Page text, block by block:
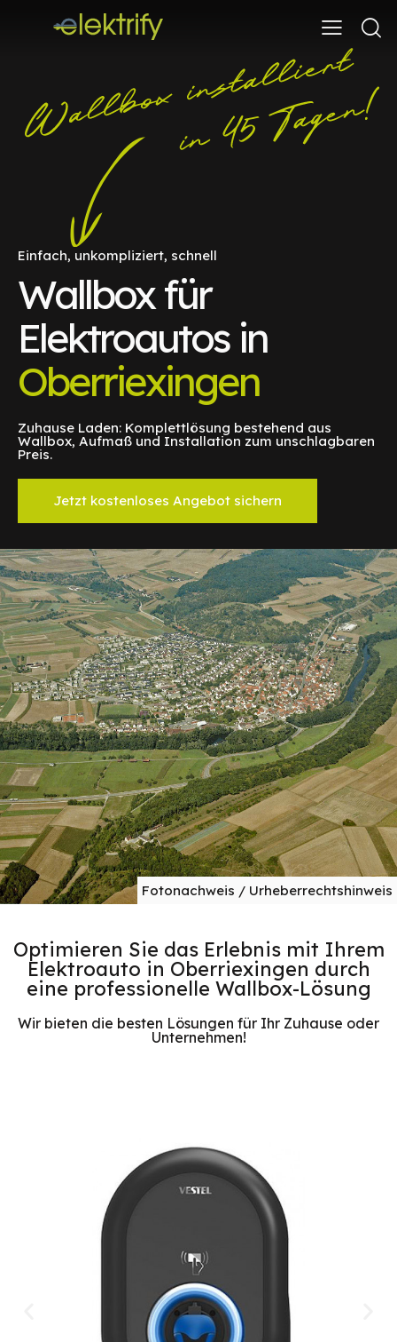
Einfach, unkompliziert, schnell
Wallbox für
Elektroautos in
Oberriexingen
Zuhause Laden: Komplettlösung bestehend aus
Wallbox, Aufmaß und Installation zum unschlagbaren
Preis.
Jetzt kostenloses Angebot sichern
Fotonachweis / Urheberrechtshinweis
Optimieren Sie das Erlebnis mit Ihrem
Elektroauto in Oberriexingen durch
eine professionelle Wallbox-Lösung
Wir bieten die besten Lösungen für Ihr Zuhause oder
Unternehmen!